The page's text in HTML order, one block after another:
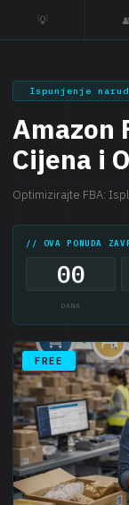
💡
Ispunjenje
Amazon
Cijena i
Optimizirajte FBA:
// OVA PONUDA
00
DANA
FREE